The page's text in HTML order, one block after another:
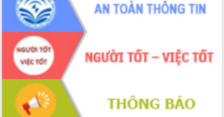
Rộn ràng lễ hội truyền thống Sông
nước Đà Nông lần thứ I năm 2026
Kỳ họp Chuyên đề lần thứ Năm, HĐND
tỉnh Đắk Lắk thông qua các nghị quyết
quan trọng
Thống nhất danh sách giới thiệu ứng
cử đại biểu Quốc hội khoá XVI và đại
biểu HĐND tỉnh Đắk Lắk, nhiệm kỳ
2026-2031
Phát động hai phong trào thi đua quan